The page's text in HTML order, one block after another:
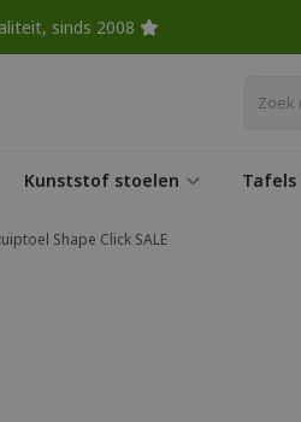
sinds 2008
Kunststof stoelen Tafels
Shape Click SALE